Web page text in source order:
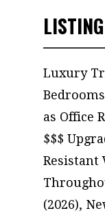
Luxury
as Office
$$$
Resistant
(2026),